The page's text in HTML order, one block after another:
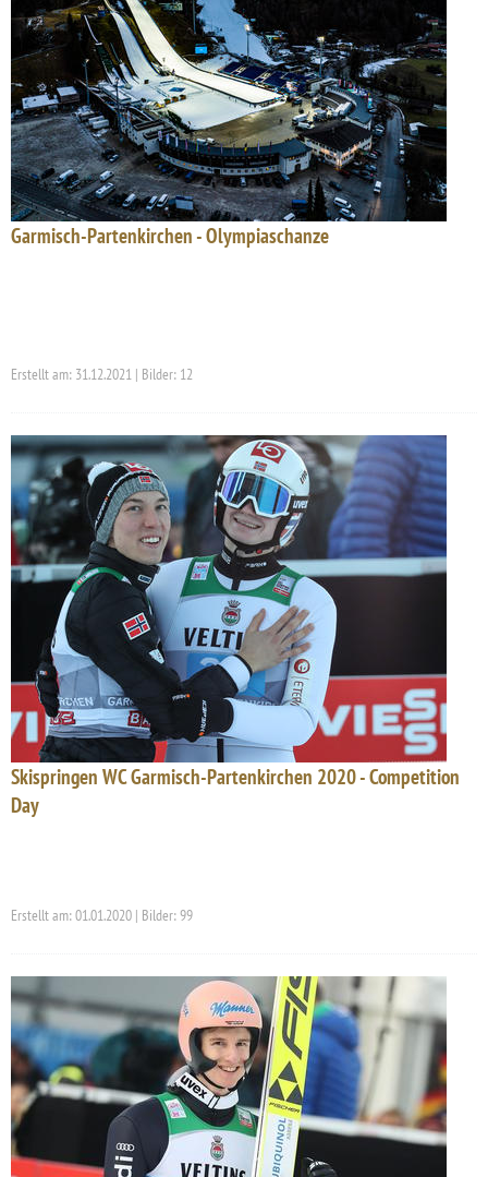
Garmisch-Partenkirchen - Olympiaschanze
Erstellt am: 31.12.2021 | Bilder: 12
Skispringen WC Garmisch-Partenkirchen 2020 - Competition
Day
Erstellt am: 01.01.2020 | Bilder: 99